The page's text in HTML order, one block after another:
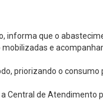
que o
e
priorizando o
de